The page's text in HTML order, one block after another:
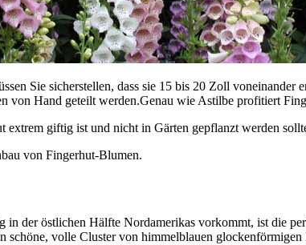
Sie sicherstellen, dass sie 15 bis 20 Zoll
von Hand geteilt werden.Genau wie Astilbe profitiert
extrem giftig ist und nicht in Gärten gepflanzt werden
von Fingerhut-Blumen.
der östlichen Hälfte Nordamerikas vorkommt, ist die
schöne, volle Cluster von himmelblauen glockenförmigen